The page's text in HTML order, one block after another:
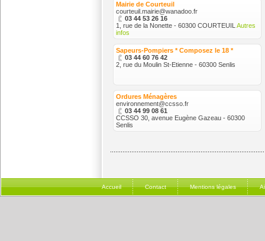
Mairie de Courteuil
courteuil.mairie@wanadoo.fr
03 44 53 26 16
1, rue de la Nonette - 60300 COURTEUIL Autres
infos
Sapeurs-Pompiers * Composez le 18 *
03 44 60 76 42
2, rue du Moulin St-Etienne - 60300 Senlis
Ordures Ménagères
environnement@ccsso.fr
03 44 99 08 61
CCSSO 30, avenue Eugène Gazeau - 60300
Senlis
Accueil Contact Mentions légales